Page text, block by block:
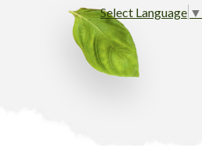
Select Language ▼